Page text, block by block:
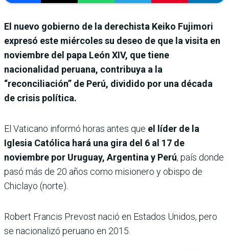
El nuevo gobierno de la derechista Keiko Fujimori
expresó este miércoles su deseo de que la visita en
noviembre del papa León XIV, que tiene
nacionalidad peruana, contribuya a la
“reconciliación” de Perú, dividido por una década
de crisis política.
El Vaticano informó horas antes que el líder de la
Iglesia Católica hará una gira del 6 al 17 de
noviembre por Uruguay, Argentina y Perú, país donde
pasó más de 20 años como misionero y obispo de
Chiclayo (norte).
Robert Francis Prevost nació en Estados Unidos, pero
se nacionalizó peruano en 2015.